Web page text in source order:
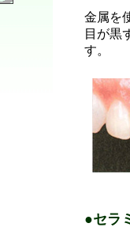
金属を
目が黒
す。
●セラ